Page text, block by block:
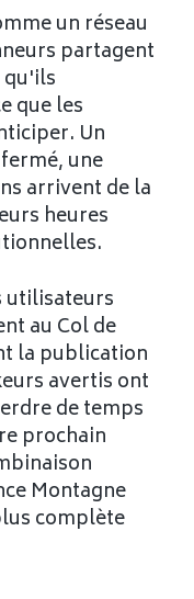
un réseau
partagent
qu'ils
que les
Un
une
arrivent de la
heures
utilisateurs
au Col de
la publication
avertis ont
de temps
prochain
Montagne
complète